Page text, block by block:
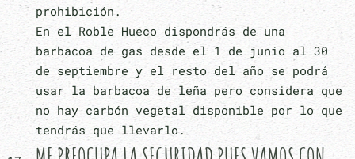
prohibición.
En el Roble Hueco dispondrás de una
barbacoa de gas desde el 1 de junio al 30
de septiembre y el resto del año se podrá
usar la barbacoa de leña pero considera que
no hay carbón vegetal disponible por lo que
tendrás que llevarlo.